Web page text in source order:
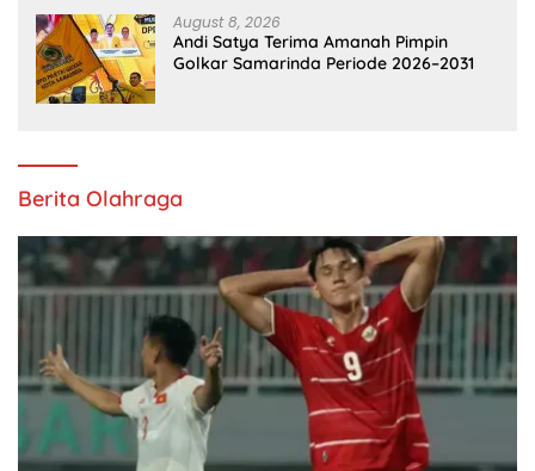
August 8, 2026
Andi Satya Terima Amanah Pimpin
Golkar Samarinda Periode 2026–2031
Berita Olahraga